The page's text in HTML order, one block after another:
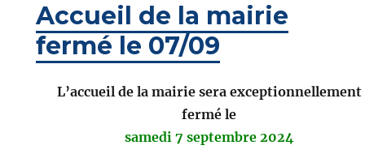
Accueil de la mairie
fermé le 07/09
L’accueil de la mairie sera exceptionnellement
fermé le
samedi 7 septembre 2024